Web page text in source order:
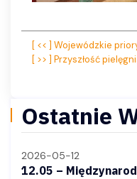
Nawigacja
[ << ] Wojewódzkie
[ >> ] Przyszłość
Ostatnie
2026-05-12
12.05 –